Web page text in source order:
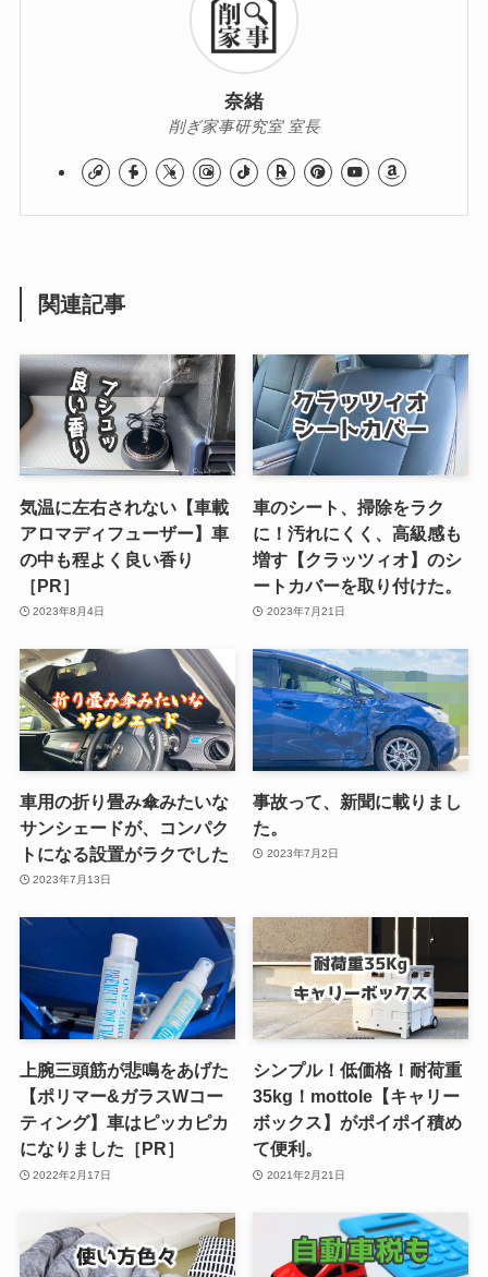
奈緒
削ぎ家事研究室 室長
関連記事
気温に左右されない【車載
アロマディフューザー】車
の中も程よく良い香り
［PR］
2023年8月4日
車のシート、掃除をラク
に！汚れにくく、高級感も
増す【クラッツィオ】のシ
ートカバーを取り付けた。
2023年7月21日
車用の折り畳み傘みたいな
サンシェードが、コンパク
トになる設置がラクでした
2023年7月13日
事故って、新聞に載りまし
た。
2023年7月2日
上腕三頭筋が悲鳴をあげた
【ポリマー&ガラスWコー
ティング】車はピッカピカ
になりました［PR］
2022年2月17日
シンプル！低価格！耐荷重
35kg！mottole【キャリー
ボックス】がポイポイ積め
て便利。
2021年2月21日